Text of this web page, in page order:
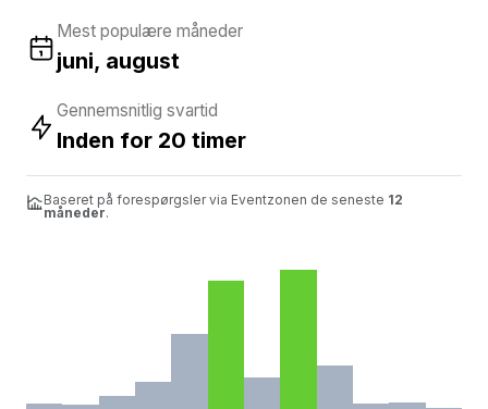
Mest populære måneder
juni, august
Gennemsnitlig svartid
Inden for 20 timer
Baseret på forespørgsler via Eventzonen de seneste 12
måneder.